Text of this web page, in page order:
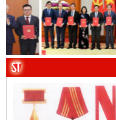
từng khoảnh khắc
thể tác giả.
9. Đường Hồ Chí
của dân tộc Việt
(Viện Lịch sử Đảng).
10. Một vành đai,
Trung Quốc đến
giả:Michael H.